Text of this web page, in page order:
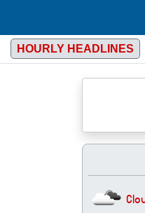
HOURLY HEADLINES